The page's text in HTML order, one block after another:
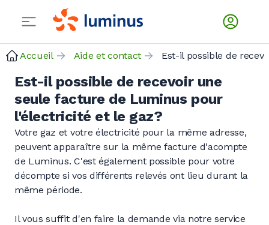
Accueil Aide et contact
Est-il possible de recevoir une
seule facture de Luminus pour
l'électricité et le gaz?
Votre gaz et votre électricité pour la même adresse,
peuvent apparaître sur la même facture d'acompte
de Luminus. C'est également possible pour votre
décompte si vos différents relevés ont lieu durant la
même période.
Il vous suffit d'en faire la demande via notre service